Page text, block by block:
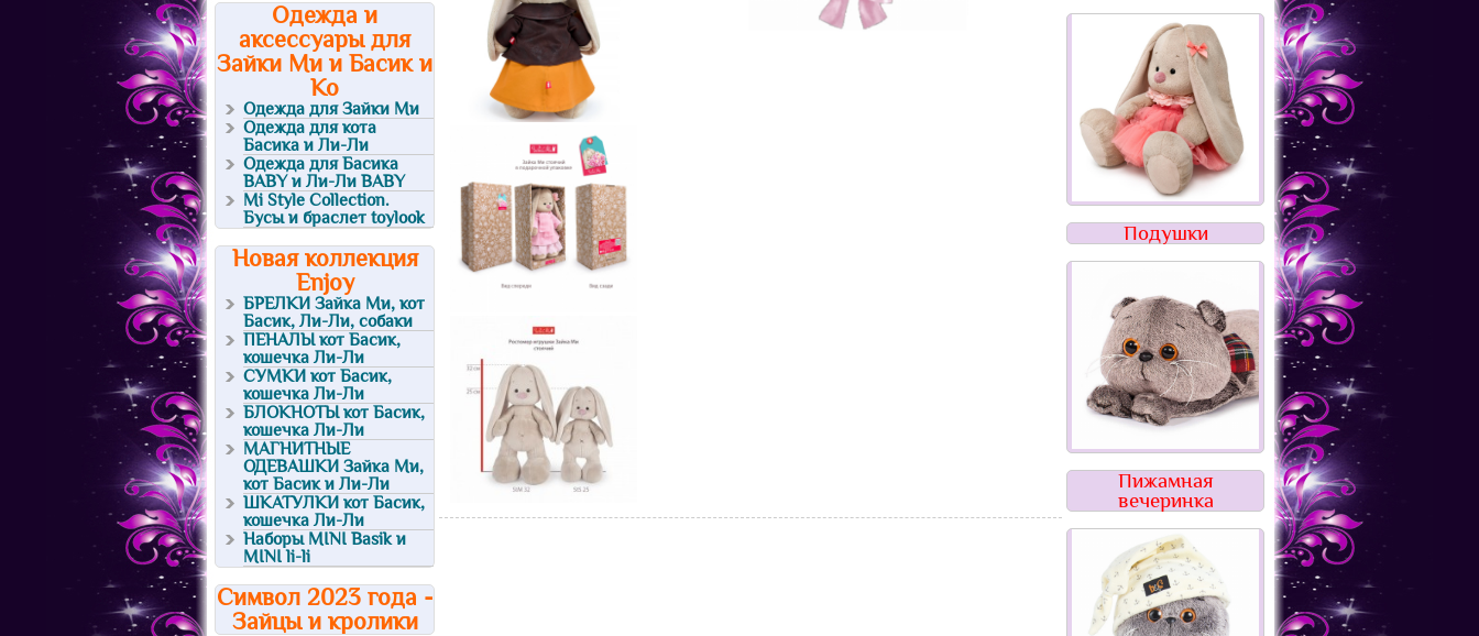
Одежда и
аксессуары для
Зайки Ми и Басик и
Ко
Одежда для Зайки Ми
Одежда для кота
Басика и Ли-Ли
Одежда для Басика
BABY и Ли-Ли BABY
Mi Style Collection.
Бусы и браслет toylook
Новая коллекция
Enjoy
БРЕЛКИ Зайка Ми, кот
Басик, Ли-Ли, собаки
ПЕНАЛЫ кот Басик,
кошечка Ли-Ли
СУМКИ кот Басик,
кошечка Ли-Ли
БЛОКНОТЫ кот Басик,
кошечка Ли-Ли
МАГНИТНЫЕ
ОДЕВАШКИ Зайка Ми,
кот Басик и Ли-Ли
ШКАТУЛКИ кот Басик,
кошечка Ли-Ли
Наборы MINI Basik и
MINI li-li
Символ 2023 года -
Зайцы и кролики
Подушки
Пижамная
вечеринка